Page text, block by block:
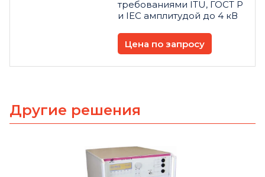
требованиями ITU, ГОСТ Р
и IEC амплитудой до 4 кВ
Цена по запросу
Другие решения